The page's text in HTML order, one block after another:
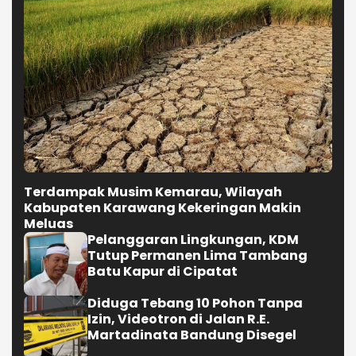
Terdampak Musim Kemarau, Wilayah
Kabupaten Karawang Kekeringan Makin
Meluas
Pelanggaran Lingkungan, KDM
Tutup Permanen Lima Tambang
Batu Kapur di Cipatat
Diduga Tebang 10 Pohon Tanpa
Izin, Videotron di Jalan R.E.
Martadinata Bandung Disegel